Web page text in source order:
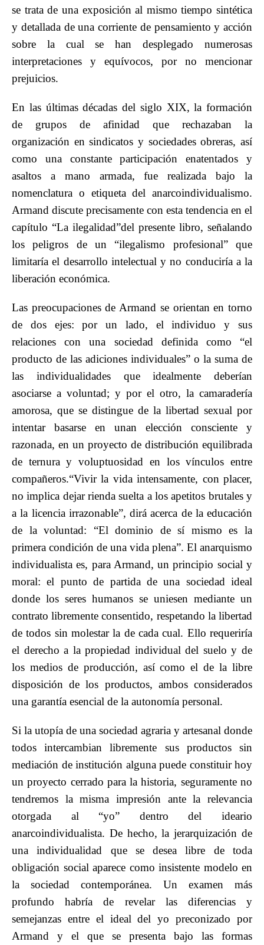
se trata de una exposición al mismo tiempo sintética
y detallada de una corriente de pensamiento y acción
sobre la cual se han desplegado numerosas
interpretaciones y equívocos, por no mencionar
prejuicios.
En las últimas décadas del siglo XIX, la formación
de grupos de afinidad que rechazaban la
organización en sindicatos y sociedades obreras, así
como una constante participación enatentados y
asaltos a mano armada, fue realizada bajo la
nomenclatura o etiqueta del anarcoindividualismo.
Armand discute precisamente con esta tendencia en el
capítulo “La ilegalidad”del presente libro, señalando
los peligros de un “ilegalismo profesional” que
limitaría el desarrollo intelectual y no conduciría a la
liberación económica.
Las preocupaciones de Armand se orientan en torno
de dos ejes: por un lado, el individuo y sus
relaciones con una sociedad definida como “el
producto de las adiciones individuales” o la suma de
las individualidades que idealmente deberían
asociarse a voluntad; y por el otro, la camaradería
amorosa, que se distingue de la libertad sexual por
intentar basarse en unan elección consciente y
razonada, en un proyecto de distribución equilibrada
de ternura y voluptuosidad en los vínculos entre
compañeros.“Vivir la vida intensamente, con placer,
no implica dejar rienda suelta a los apetitos brutales y
a la licencia irrazonable”, dirá acerca de la educación
de la voluntad: “El dominio de sí mismo es la
primera condición de una vida plena”. El anarquismo
individualista es, para Armand, un principio social y
moral: el punto de partida de una sociedad ideal
donde los seres humanos se uniesen mediante un
contrato libremente consentido, respetando la libertad
de todos sin molestar la de cada cual. Ello requeriría
el derecho a la propiedad individual del suelo y de
los medios de producción, así como el de la libre
disposición de los productos, ambos considerados
una garantía esencial de la autonomía personal.
Si la utopía de una sociedad agraria y artesanal donde
todos intercambian libremente sus productos sin
mediación de institución alguna puede constituir hoy
un proyecto cerrado para la historia, seguramente no
tendremos la misma impresión ante la relevancia
otorgada al “yo” dentro del ideario
anarcoindividualista. De hecho, la jerarquización de
una individualidad que se desea libre de toda
obligación social aparece como insistente modelo en
la sociedad contemporánea. Un examen más
profundo habría de revelar las diferencias y
semejanzas entre el ideal del yo preconizado por
Armand y el que se presenta bajo las formas